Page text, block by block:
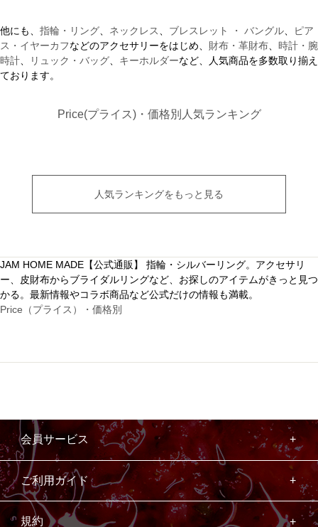
他にも、 指輪・リング ネックレス ブレスレット ・ バングル
ピア
ス・イヤーカフなどのアクセサリーをはじめ、 財布・革財布
時計・腕
時計
リュック・バッグ キーホルダーなど、人気商品を多数取り揃え
ております。
Price(プライス)・価格別人気ランキング
人気ランキングをもっと見る
JAM HOME MADE【公式通販】 指輪・シルバーリング。アクセサリ
ー、皮財布からブライダルリングなど、お探しのアイテムがきっと見つ
かる。最新情報やコラボ商品など公式だけの情報も満載。
Price（プライス）・価格別
会員サービス
ご利用ガイド
規約